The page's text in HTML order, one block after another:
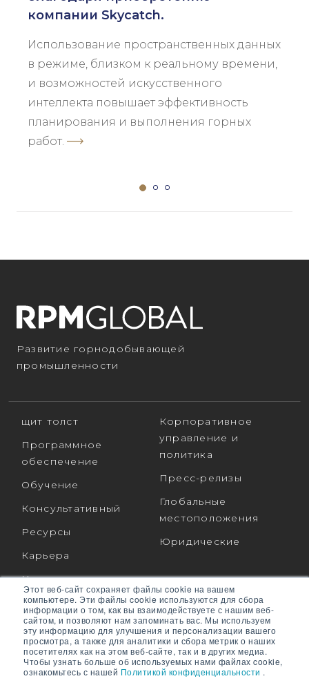
Этот веб-сайт сохраняет файлы cookie на вашем
компьютере. Эти файлы cookie используются для сбора
информации о том, как вы взаимодействуете с нашим веб-
сайтом, и позволяют нам запоминать вас. Мы используем
эту информацию для улучшения и персонализации вашего
просмотра, а также для аналитики и сбора метрик о наших
посетителях как на этом веб-сайте, так и в других медиа.
Чтобы узнать больше об используемых нами файлах cookie,
ознакомьтесь с нашей Политикой конфиденциальности .
компании Skycatch.
Использование пространственных данных
в режиме, близком к реальному времени,
и возможностей искусственного
интеллекта повышает эффективность
планирования и выполнения горных
работ.
Развитие горнодобывающей
промышленности
щит толст
Программное
обеспечение
Обучение
Консультативный
Ресурсы
Карьера
Наша команда
Корпоративное
управление и
политика
Пресс-релизы
Глобальные
местоположения
Юридические
СВЯЗАТЬСЯ С НАМИ ПОДДЕРЖИВАТЬ